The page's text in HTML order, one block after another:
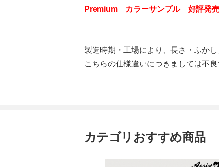
Premium カラーサンプル 好評発
製造時期・工場により、長さ・ふか
こちらの仕様違いにつきましては不
カテゴリおすすめ商品